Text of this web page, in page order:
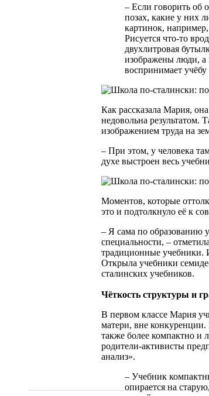
– Если говорить об
позах, какие у них
картинок,
Рисуется что-то
двухлитровая
изображены люди, а
воспринимает
Как рассказала Мария,
недовольна результатом.
изображением труда на
– При этом, у человека
духе выстроен весь
Моментов, которые
это и подтолкнуло её к
– Я сама по образованию
специальности, –
традиционные учебники.
Открыла учебники
сталинских учебников.
Чёткость структуры и
В первом классе Мария
матери, вне конкуренции.
также более компактно и
родители-активисты
анализ».
– Учебник
опирается на